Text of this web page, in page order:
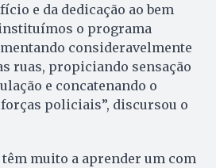
e da dedicação ao bem
o programa
consideravelmente
ruas, propiciando sensação
e concatenando o
policiais”, discursou o
têm muito a aprender um com